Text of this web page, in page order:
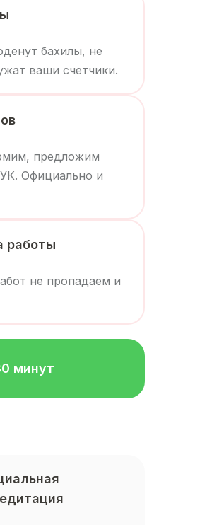
бахилы, не
ваши счетчики.
предложим
Официально и
работы
не пропадаем и
минут